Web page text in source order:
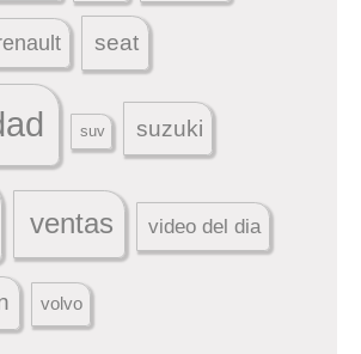
seat
suv suzuki
ventas video del dia
volvo